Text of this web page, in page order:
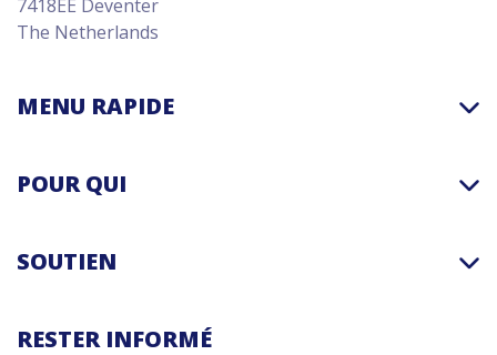
7418EE Deventer
The Netherlands
MENU RAPIDE
POUR QUI
SOUTIEN
RESTER INFORMÉ